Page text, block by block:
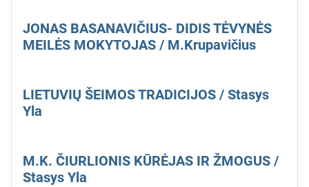
JONAS BASANAVIČIUS- DIDIS TĖVYNĖS
MEILĖS MOKYTOJAS / M.Krupavičius
LIETUVIŲ ŠEIMOS TRADICIJOS / Stasys
Yla
M.K. ČIURLIONIS KŪRĖJAS IR ŽMOGUS /
Stasys Yla